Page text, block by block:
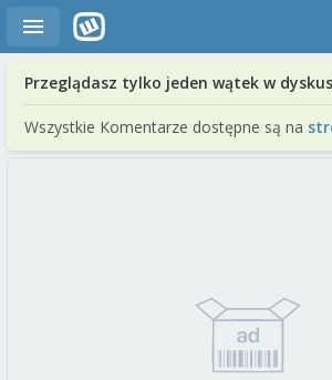
Przeglądasz tylko jeden wątek w
Wszystkie Komentarze dostępne są na